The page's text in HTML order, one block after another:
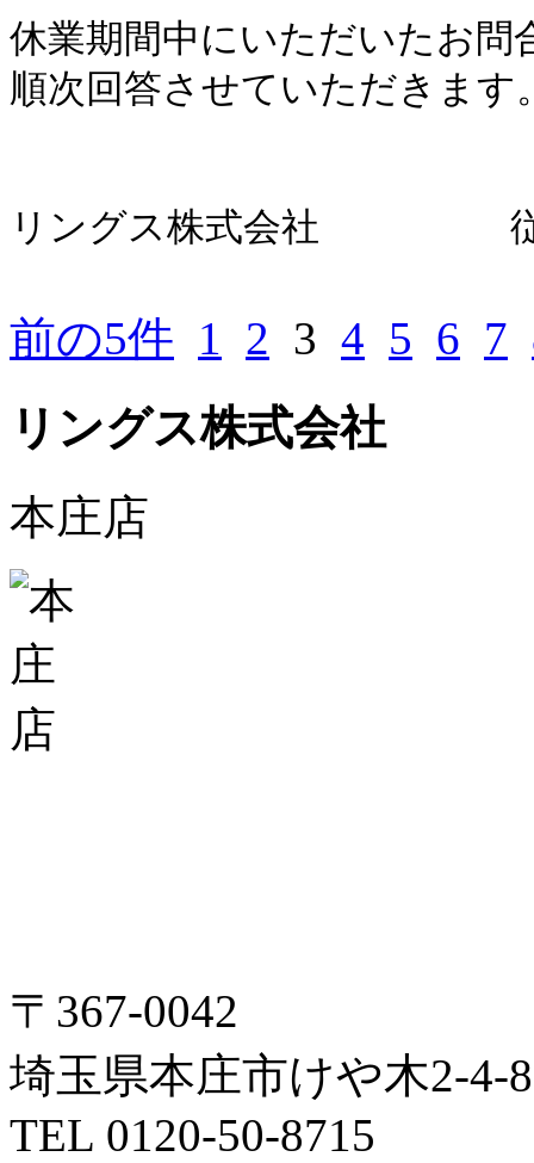
休業期間中にいただいたお問
順次回答させていただきます
リングス株式会社 従
前の5件 1 2 3 4 5 6 7
リングス株式会社
本庄店
〒367-0042
埼玉県本庄市けや木2-4-8
TEL 0120-50-8715